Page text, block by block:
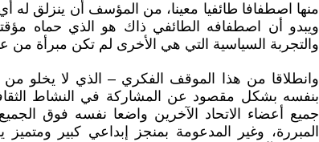
منها اصطفافا طائفيا معينا، من المؤسف أن ينزلق له
ويبدو أن اصطفافه الطائفي ذاك هو الذي حماه
والتجربة السياسية التي هي الأخرى لم تكن مبرأة من
وانطلاقا من هذا الموقف الفكري – الذي لا يخلو من
بنفسه بشكل مقصود عن المشاركة في النشاط الثقافي
جميع أعضاء الاتحاد الآخرين واضعا نفسه فوق
المبررة، وغير المدعومة بمنجز إبداعي كبير ومتميز